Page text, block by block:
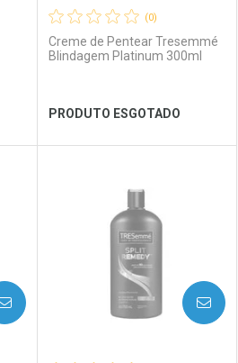
Ver Desconto Convênio
(0)
Creme de Pentear Tresemmé
Blindagem Platinum 300ml
PRODUTO ESGOTADO
Laboratório
Por Menos
AVISE-ME